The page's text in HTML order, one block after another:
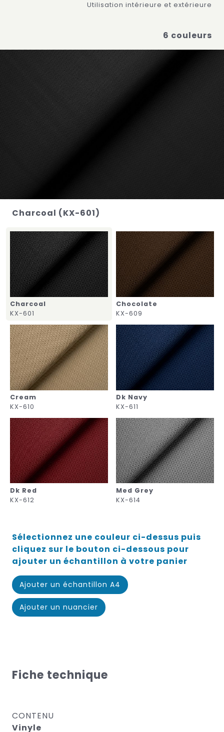
Utilisation intérieure et extérieure
6 couleurs
Charcoal (KX-601)
Charcoal
KX-601
Chocolate
KX-609
Cream
KX-610
Dk Navy
KX-611
Dk Red
KX-612
Med Grey
KX-614
Sélectionnez une couleur ci-dessus puis
cliquez sur le bouton ci-dessous pour
ajouter un échantillon à votre panier
Ajouter un échantillon A4
Ajouter un nuancier
Fiche technique
CONTENU
Vinyle